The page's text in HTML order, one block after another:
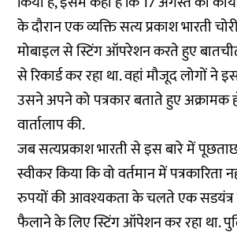
के दौरान एक व्यक्ति सत्य प्रकाश भारती
मोबाइल से स्टिंग ऑपरेशन करते हुए
से रिकार्ड कर रहा था. वहां मौजूद लोगों ने
उसने अपने को पत्रकार बताते हुए अक्रामक
वार्तालाप की.
जब सत्यप्रकाश भारती से इस बारे में
स्वीकर किया कि वो वर्तमान में पत्रकारिता
रुपयों की आवश्यकता के चलते एक
फैलाने के लिए स्टिंग ऑपेशन कर रहा था.